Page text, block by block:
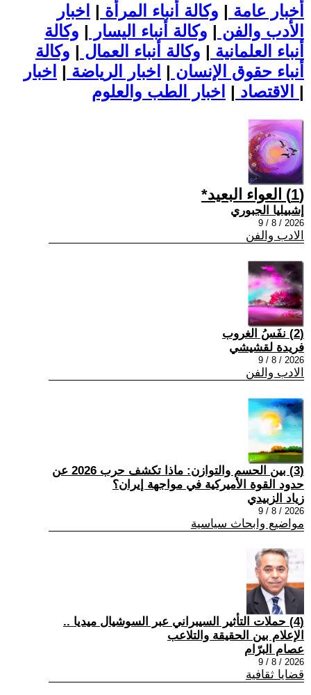
أخبار عامة | وكالة أنباء المرأة | اخبار
الأدب والفن | وكالة أنباء اليسار | وكالة
أنباء العلمانية | وكالة أنباء العمال | وكالة
أنباء حقوق الإنسان | اخبار الرياضة | اخبار
الاقتصاد | |
(1) العواء البعيد*
إشبيليا الجبوري
2026 / 8 / 9
الادب والفن
(2) نفَسُ الغروب
فريدة لقشيشي
2026 / 8 / 9
الادب والفن
(3) بين الحسم والتوازن: ماذا تكشف حرب 2026 عن
حدود القوة الأميركية في مواجهة إيران؟
زياد الزبيدي
2026 / 8 / 9
مواضيع وابحاث سياسية
(4) حملات التأثير السيبراني عبر السوشيال ميديا ..
الإعلام بين الحقيقة والتلاعب
عصام البرّام
2026 / 8 / 9
قضايا ثقافية